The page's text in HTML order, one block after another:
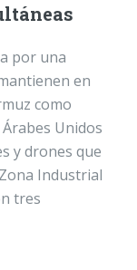
por una
en
como
Unidos
y drones que
Industrial
tres